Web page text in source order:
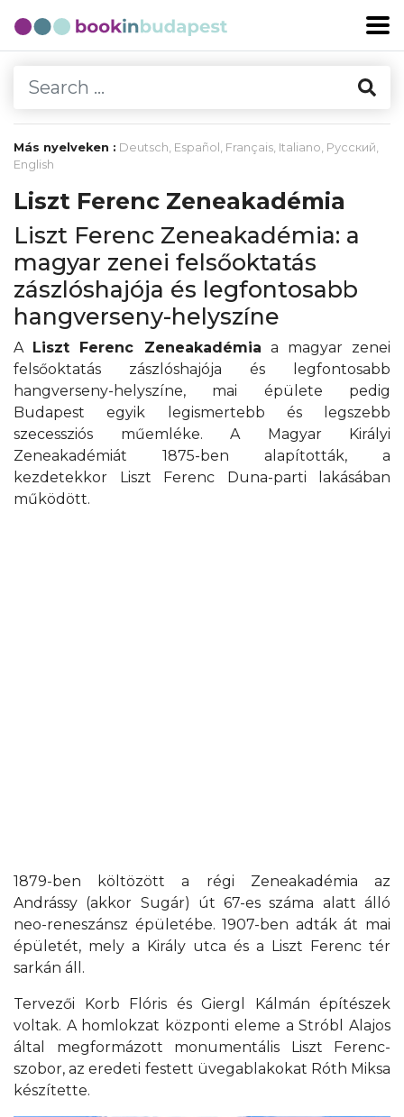
Más nyelveken : Deutsch, Español , Français, Italiano, Русский,
English
Liszt Ferenc Zeneakadémia
Liszt Ferenc Zeneakadémia: a
magyar zenei felsőoktatás
zászlóshajója és legfontosabb
hangverseny-helyszíne
A Liszt Ferenc Zeneakadémia a magyar zenei
felsőoktatás zászlóshajója és legfontosabb
hangverseny-helyszíne, mai épülete pedig
Budapest egyik legismertebb és legszebb
szecessziós műemléke. A Magyar Királyi
Zeneakadémiát 1875-ben alapították, a
kezdetekkor Liszt Ferenc Duna-parti lakásában
működött.
1879-ben költözött a régi Zeneakadémia az
Andrássy (akkor Sugár) út 67-es száma alatt álló
neo-reneszánsz épületébe. 1907-ben adták át mai
épületét, mely a Király utca és a Liszt Ferenc tér
sarkán áll.
Tervezői Korb Flóris és Giergl Kálmán építészek
voltak. A homlokzat központi eleme a Stróbl Alajos
által megformázott monumentális Liszt Ferenc-
szobor, az eredeti festett üvegablakokat Róth Miksa
készítette.